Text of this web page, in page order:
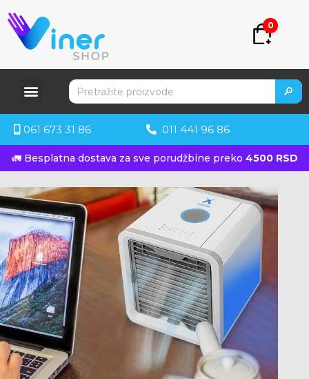
0
🔎
061 673 31 86 011 441 96 86
🚛 Besplatna dostava za sve porudžbine preko 4500 RSD
KUPITE ODMAH